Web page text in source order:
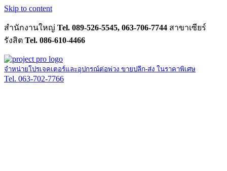
Skip to content
สำนักงานใหญ่ Tel. 089-526-5545, 063-706-7744 สาขาเซียร์
รังสิต Tel. 086-610-4466
จำหน่ายโปรเจคเตอร์และอุปกรณ์ต่อพ่วง ขายปลีก-ส่ง ในราคาพิเศษ
Tel. 063-702-7766